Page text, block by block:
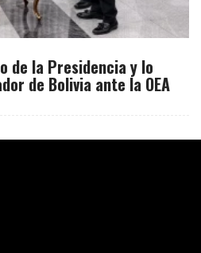
de la Presidencia y lo
de Bolivia ante la OEA